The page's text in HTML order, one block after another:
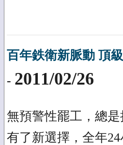
百年鉄衛新脈動 頂
- 2011/02/26
無預警性罷工，總
有了新選擇，全年